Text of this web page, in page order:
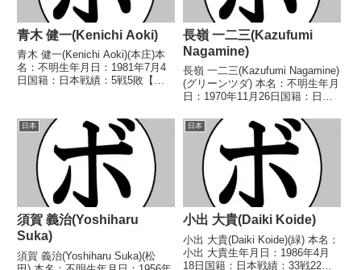
青木 健一(Kenichi Aoki)
青木 健一(Kenichi Aoki)(本庄)本
名：不明生年月日：1981年7月4
日国籍：日本戦績：5戦5敗【獲
40、37-40、37-40) 工藤 貢(ファ
イティング...
長嶺 一二三(Kazufumi
Nagamine)
長嶺 一二三(Kazufumi Nagamine)
(グリーンツダ) 本名：不明生年月
日：1970年11月26日国籍：日本
得タイトル】なし 【戦歴】
1989/04/18 ○1RTKO 伊藤 安
慈(心和会...
日本
須賀 義治(Yoshiharu
Suka)
須賀 義治(Yoshiharu Suka)(松
日本
小出 大貴(Daiki Koide)
小出 大貴(Daiki Koide)(緑) 本名：
小出 大貴生年月日：1986年4月
18日国籍：日本戦績：33戦22勝